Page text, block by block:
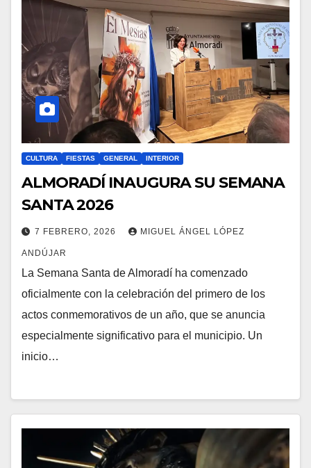
CULTURA FIESTAS GENERAL INTERIOR
ALMORADÍ INAUGURA SU SEMANA
SANTA 2026
7 FEBRERO, 2026 MIGUEL ÁNGEL LÓPEZ
ANDÚJAR
La Semana Santa de Almoradí ha comenzado
oficialmente con la celebración del primero de los
actos conmemorativos de un año, que se anuncia
especialmente significativo para el municipio. Un
inicio…